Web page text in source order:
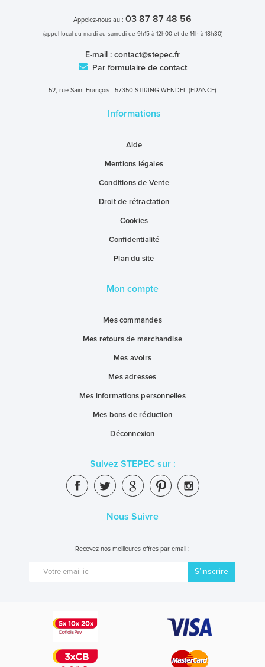
Appelez-nous au : 03 87 87 48 56
(appel local du mardi au samedi de 9h15 à 12h00 et de 14h à 18h30)
E-mail : contact@stepec.fr
Par formulaire de contact
52, rue Saint François - 57350 STIRING-WENDEL (FRANCE)
Informations
Aide
Mentions légales
Conditions de Vente
Droit de rétractation
Cookies
Confidentialité
Plan du site
Mon compte
Mes commandes
Mes retours de marchandise
Mes avoirs
Mes adresses
Mes informations personnelles
Mes bons de réduction
Déconnexion
Suivez STEPEC sur :
Nous Suivre
Recevez nos meilleures offres par email :
S’inscrire